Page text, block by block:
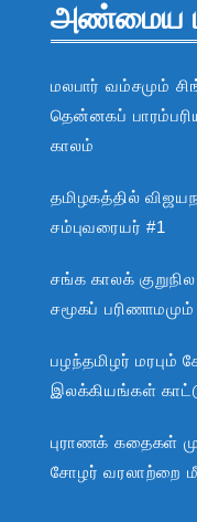
அண்மைய
மலபார் வம்சமும்
தென்னகப்
காலம்
தமிழகத்தில்
சம்புவரையர் #1
சங்க காலக்
சமூகப் பரிணாமமும்
பழந்தமிழர் மரபும்
இலக்கியங்கள்
புராணக் கதைகள்
சோழர் வரலாற்றை